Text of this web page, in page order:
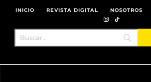
INICIO REVISTA DIGITAL NOSOTROS